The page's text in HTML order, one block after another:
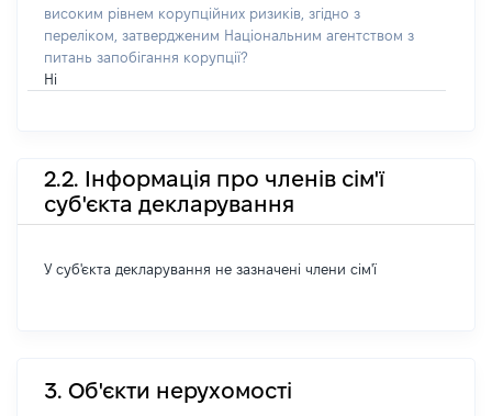
високим рівнем корупційних ризиків, згідно з
переліком, затвердженим Національним агентством з
питань запобігання корупції?
Ні
2.2. Інформація про членів сім'ї
суб'єкта декларування
У суб'єкта декларування не зазначені члени сім'ї
3. Об'єкти нерухомості